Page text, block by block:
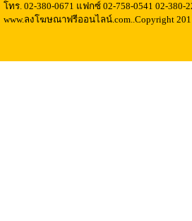
โทร. 02-380-0671 แฟกซ์ 02-758-0541 02-380-
www.ลงโฆษณาฟรีออนไลน์.com..Copyright